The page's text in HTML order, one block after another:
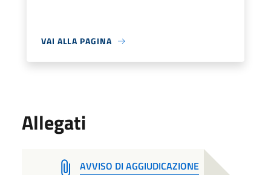
VAI ALLA PAGINA
Allegati
AVVISO DI AGGIUDICAZIONE